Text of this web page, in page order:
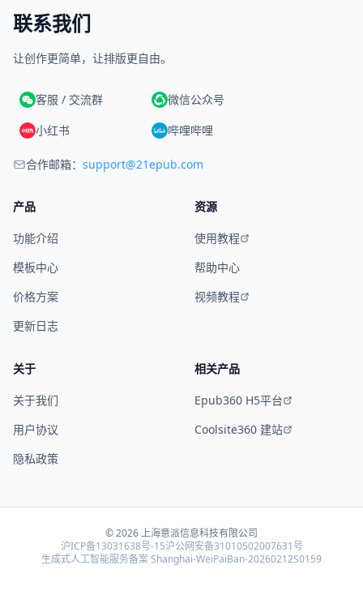
联系我们
让创作更简单，让排版更自由。
客服 / 交流群
微信公众号
小红书
哔哩哔哩
合作邮箱： support@21epub.com
产品
功能介绍
模板中心
价格方案
更新日志
资源
使用教程
帮助中心
视频教程
关于
关于我们
用户协议
隐私政策
相关产品
Epub360 H5平台
Coolsite360 建站
©2026上海意派信息科技有限公司
沪ICP备13031638号-15沪公网安备31010502007631号
生成式人工智能服务备案 Shanghai-WeiPaiBan-20260212S0159